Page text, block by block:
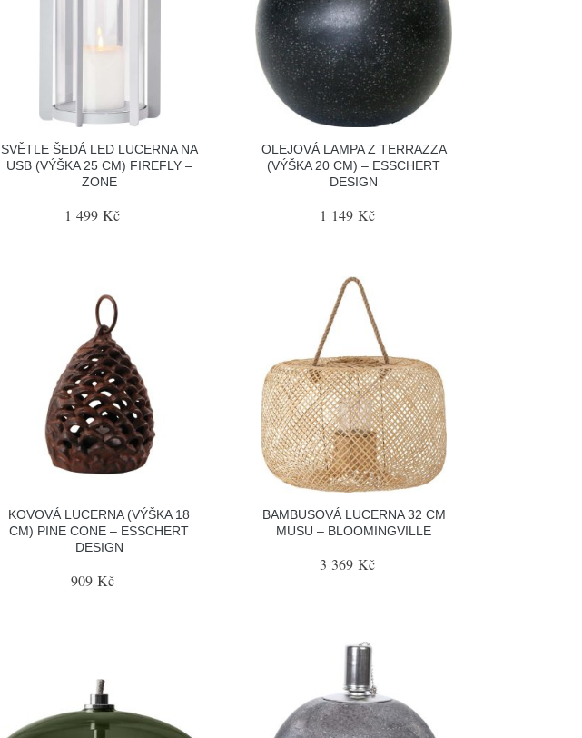
SVĚTLE ŠEDÁ LED LUCERNA NA
USB (VÝŠKA 25 CM) FIREFLY –
ZONE
1 499 Kč
OLEJOVÁ LAMPA Z TERRAZZA
(VÝŠKA 20 CM) – ESSCHERT
DESIGN
1 149 Kč
KOVOVÁ LUCERNA (VÝŠKA 18
CM) PINE CONE – ESSCHERT
DESIGN
909 Kč
BAMBUSOVÁ LUCERNA 32 CM
MUSU – BLOOMINGVILLE
3 369 Kč